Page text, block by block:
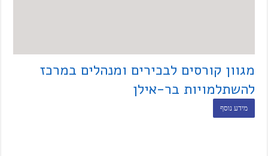
מגוון קורסים לבכירים ומנהלים במרכז
להשתלמויות בר-אילן
מידע נוסף